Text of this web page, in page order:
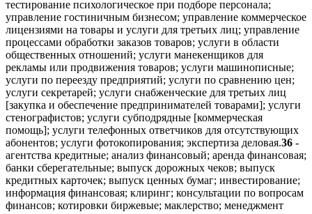
тестирование психологическое при подборе персонала;
управление гостиничным бизнесом; управление коммерческое
лицензиями на товары и услуги для третьих лиц; управление
процессами обработки заказов товаров; услуги в области
общественных отношений; услуги манекенщиков для
рекламы или продвижения товаров; услуги машинописные;
услуги по переезду предприятий; услуги по сравнению цен;
услуги секретарей; услуги снабженческие для третьих лиц
[закупка и обеспечение предпринимателей товарами]; услуги
стенографистов; услуги субподрядные [коммерческая
помощь]; услуги телефонных ответчиков для отсутствующих
абонентов; услуги фотокопирования; экспертиза деловая.36 -
агентства кредитные; анализ финансовый; аренда финансовая;
банки сберегательные; выпуск дорожных чеков; выпуск
кредитных карточек; выпуск ценных бумаг; инвестирование;
информация финансовая; клиринг; консультации по вопросам
финансов; котировки биржевые; маклерство; менеджмент